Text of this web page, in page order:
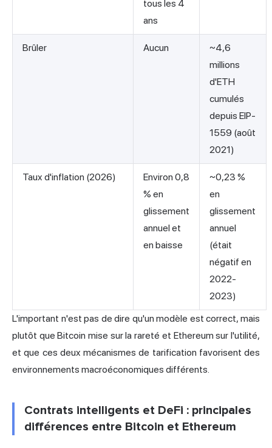
tous les 4
ans
Brûler Aucun
~4,6
millions
d'ETH
cumulés
depuis EIP-
1559 (août
2021)
Taux d'inflation (2026)
Environ 0,8
% en
glissement
annuel et
en baisse
~0,23 %
en
glissement
annuel
(était
négatif en
2022-
2023)
L'important n'est pas de dire qu'un modèle est correct, mais
plutôt que Bitcoin mise sur la rareté et Ethereum sur l'utilité,
et que ces deux mécanismes de tarification favorisent des
environnements macroéconomiques différents.
Contrats intelligents et DeFi : principales
différences entre Bitcoin et Ethereum